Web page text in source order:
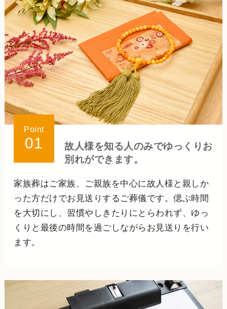
Point
01 故人様を知る人のみでゆっくりお
別れができます。
家族葬はご家族、ご親族を中心に故人様と親しか
った方だけでお見送りするご葬儀です。偲ぶ時間
を大切にし、習慣やしきたりにとらわれず、ゆっ
くりと最後の時間を過ごしながらお見送りを行い
ます。